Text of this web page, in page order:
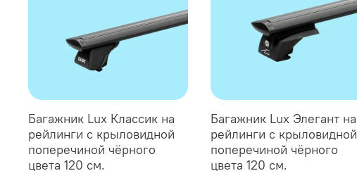
Багажник Lux Классик на
рейлинги с крыловидной
поперечиной чёрного
цвета 120 см.
Багажник Lux Элегант на
рейлинги с крыловидной
поперечиной чёрного
цвета 120 см.